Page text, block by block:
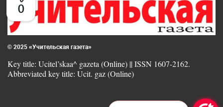
0
© 2025 «Учительская газета»
Key title: Ucitel’skaa^ gazeta (Online) || ISSN 1607-2162.
Abbreviated key title: Ucit. gaz (Online)